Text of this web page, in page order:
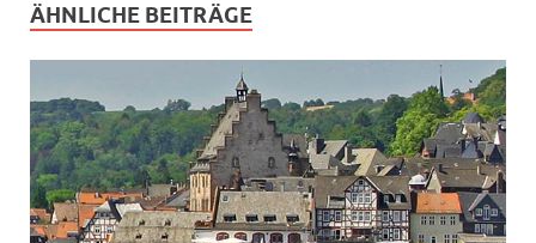
ÄHNLICHE BEITRÄGE